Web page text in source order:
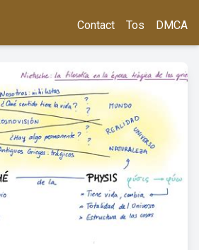
Contact Tos DMCA